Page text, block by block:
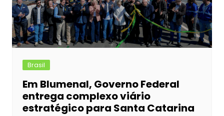
Brasil
Em Blumenal, Governo Federal
entrega complexo viário
estratégico para Santa Catarina